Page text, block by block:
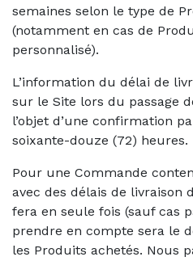
semaines selon le type de
(notamment en cas de
personnalisé).
L’information du délai de
sur le Site lors du passage
l’objet d’une confirmation
soixante-douze (72) heures.
Pour une Commande
avec des délais de livraison
fera en seule fois (sauf cas
prendre en compte sera le
les Produits achetés. Nous